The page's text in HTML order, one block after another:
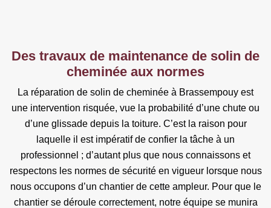
Des travaux de maintenance de solin de
cheminée aux normes
La réparation de solin de cheminée à Brassempouy est
une intervention risquée, vue la probabilité d’une chute ou
d’une glissade depuis la toiture. C’est la raison pour
laquelle il est impératif de confier la tâche à un
professionnel ; d’autant plus que nous connaissons et
respectons les normes de sécurité en vigueur lorsque nous
nous occupons d’un chantier de cette ampleur. Pour que le
chantier se déroule correctement, notre équipe se munira